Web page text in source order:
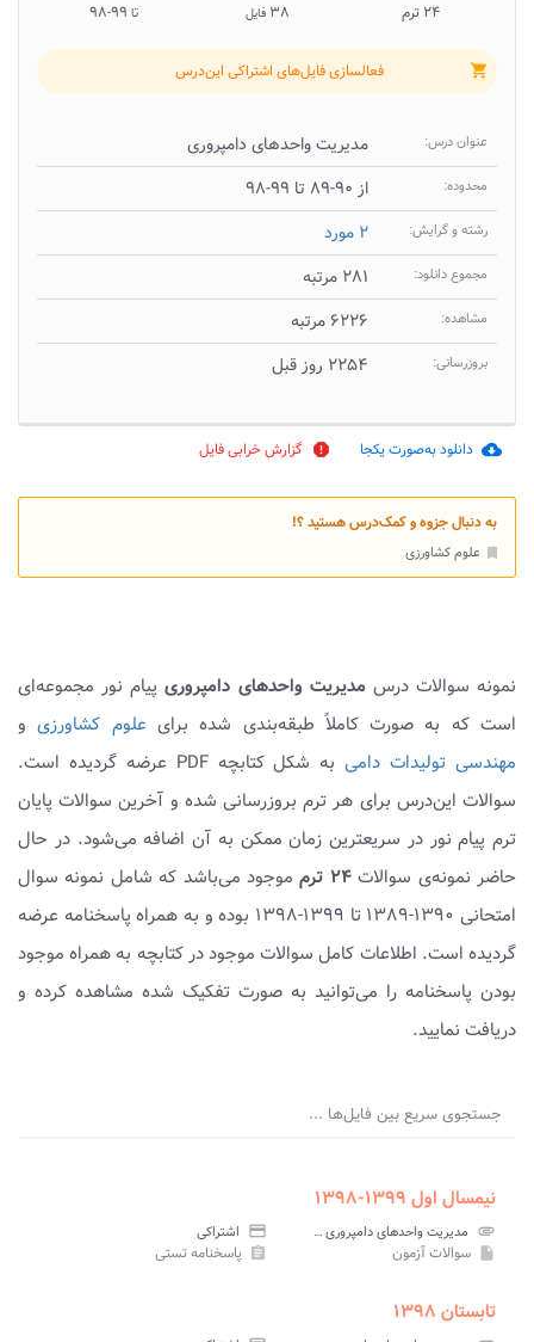
۲۴ ترم ۳۸ فایل تا
shopping_cart فعالسازی فایل‌های اشتراکی این‌درس
عنوان درس: مدیریت واحدهای دامپروری
محدوده: از ۹۰-۸۹ تا ۹۹-۹۸
رشته و گرایش: ۲ مورد
مجموع دانلود: ۲۸۱ مرتبه
مشاهده: ۶۲۲۶ مرتبه
بروزرسانی: ۲۲۵۴ روز قبل
cloud_download دانلود به‌صورت یکجا report گزارش خرابی فایل
به دنبال جزوه و کمک‌درس هستید ؟!
علوم کشاورزی
نمونه سوالات درسمدیریت واحدهای دامپروریپیام نور مجموعه‌ای
است که به صورت کاملاً طبقه‌بندی شده برای علوم کشاورزیو
مهندسی تولیدات دامی
به شکل کتابچه PDF عرضه گردیده است.
سوالات این‌درس برای هر ترم بروزرسانی شده و آخرین سوالات پایان
ترم پیام نور در سریعترین زمان ممکن به آن اضافه می‌شود. در حال
حاضر نمونه‌ی سوالات۲۴ ترم
موجود می‌باشد که شامل نمونه سوال
امتحانی ۱۳۹۰-۱۳۸۹ تا ۱۳۹۹-۱۳۹۸ بوده و به همراه پاسخنامه عرضه
گردیده است. اطلاعات کامل سوالات موجود در کتابچه به همراه موجود
بودن پاسخنامه را می‌توانید به صورت تفکیک شده مشاهده کرده و
دریافت نمایید.
جستجوی سریع بین فایل‌ها ...
نیمسال اول ۱۳۹۹-۱۳۹۸
attachment مدیریت واحدهای دامپروری پیام نور credit_card اشتراکی
insert_drive_file سوالات آزمون assignment پاسخنامه تستی
تابستان ۱۳۹۸